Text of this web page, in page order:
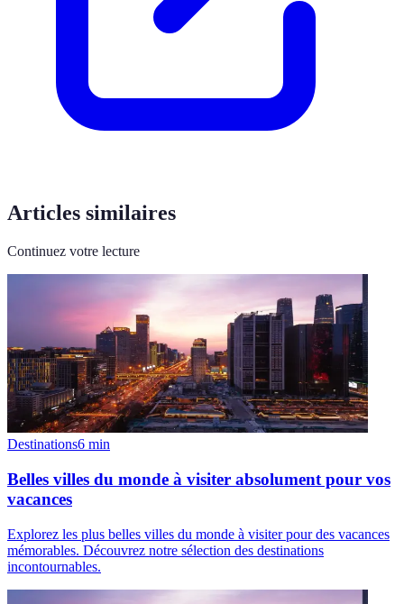
Articles similaires
Continuez votre lecture
Destinations6 min
Belles villes du monde à visiter absolument pour vos
vacances
Explorez les plus belles villes du monde à visiter pour des vacances
mémorables. Découvrez notre sélection des destinations
incontournables.